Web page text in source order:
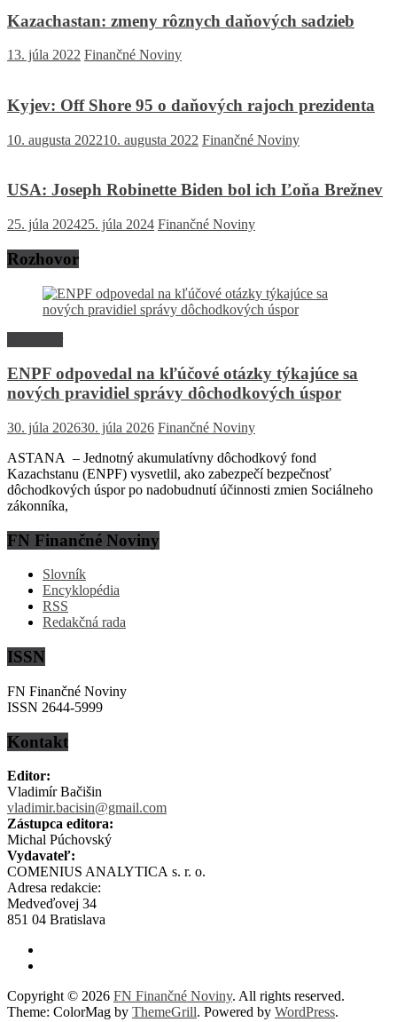
Kazachastan: zmeny rôznych daňových sadzieb
13. júla 2022 Finančné Noviny
Kyjev: Off Shore 95 o daňových rajoch prezidenta
10. augusta 202210. augusta 2022 Finančné Noviny
USA: Joseph Robinette Biden bol ich Ľoňa Brežnev
25. júla 202425. júla 2024 Finančné Noviny
Rozhovor
ENPF odpovedal na kľúčové otázky týkajúce sa
nových pravidiel správy dôchodkových úspor
30. júla 202630. júla 2026 Finančné Noviny
ASTANA – Jednotný akumulatívny dôchodkový fond
Kazachstanu (ENPF) vysvetlil, ako zabezpečí bezpečnosť
dôchodkových úspor po nadobudnutí účinnosti zmien Sociálneho
zákonníka,
FN Finančné Noviny
Slovník
Encyklopédia
RSS
Redakčná rada
ISSN
FN Finančné Noviny
ISSN 2644-5999
Kontakt
Editor:
Vladimír Bačišin
vladimir.bacisin@gmail.com
Zástupca editora:
Michal Púchovský
Vydavateľ:
COMENIUS ANALYTICA s. r. o.
Adresa redakcie:
Medveďovej 34
851 04 Bratislava
Copyright © 2026 FN Finančné Noviny. All rights reserved.
Theme: ColorMag by ThemeGrill. Powered by WordPress.